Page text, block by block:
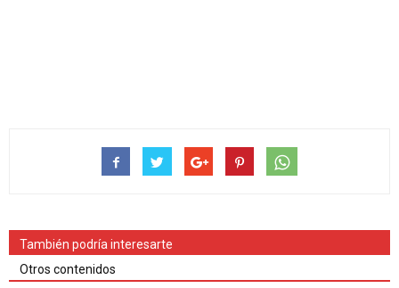
También podría interesarte
Otros contenidos